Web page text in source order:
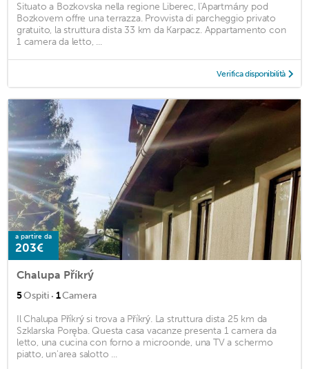
Situato a Bozkovska nella regione Liberec, l'Apartmány pod
Bozkovem offre una terrazza. Provvista di parcheggio privato
gratuito, la struttura dista 33 km da Karpacz. Appartamento con
1 camera da letto, ...
Verifica disponibilità
a partire da
203€
Chalupa Příkrý
5Ospiti · 1Camera
Il Chalupa Příkrý si trova a Příkrý. La struttura dista 25 km da
Szklarska Poręba. Questa casa vacanze presenta 1 camera da
letto, una cucina con forno a microonde, una TV a schermo
piatto, un'area salotto ...